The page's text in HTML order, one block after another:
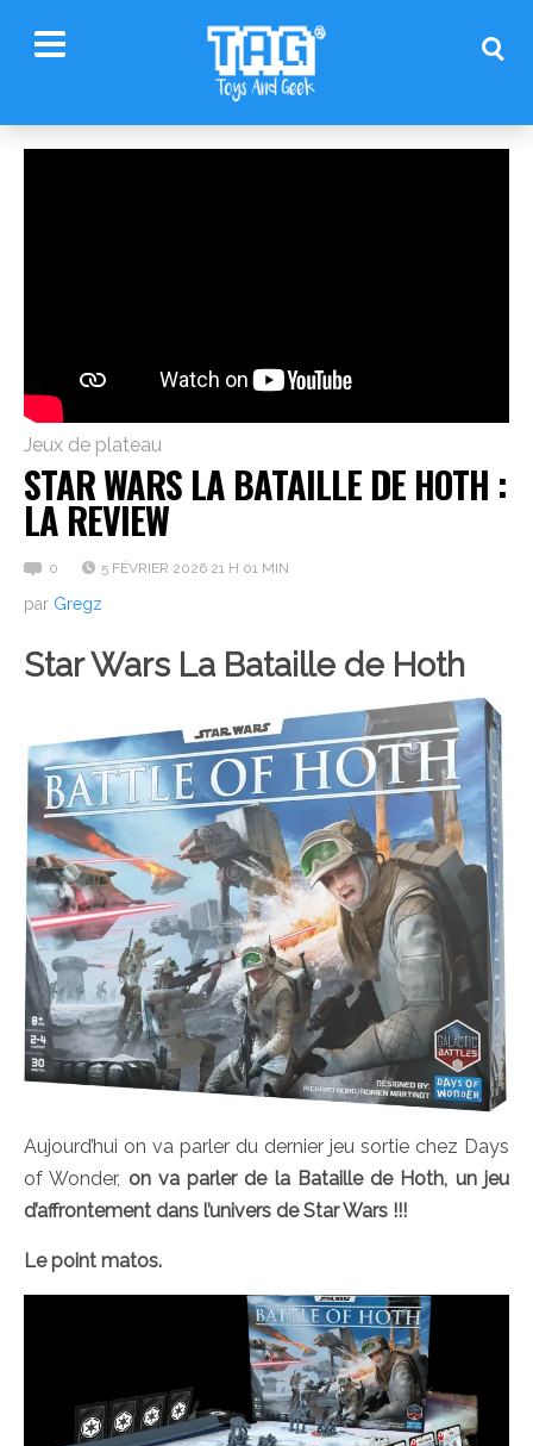
Jeux de plateau
STAR WARS LA BATAILLE DE HOTH :
LA REVIEW
0 5 FÉVRIER 2026 21 H 01 MIN
par Gregz
Star Wars La Bataille de Hoth
Aujourd’hui on va parler du dernier jeu sortie chez Days
of Wonder, on va parler de la Bataille de Hoth, un jeu
d’affrontement dans l’univers de Star Wars !!!
Le point matos.